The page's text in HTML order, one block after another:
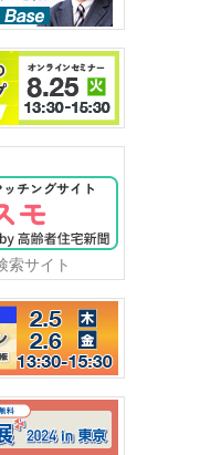
索サイト